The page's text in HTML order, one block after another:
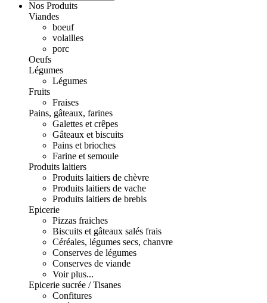
Nos Produits
Viandes
boeuf
volailles
porc
Oeufs
Légumes
Légumes
Fruits
Fraises
Pains, gâteaux, farines
Galettes et crêpes
Gâteaux et biscuits
Pains et brioches
Farine et semoule
Produits laitiers
Produits laitiers de chèvre
Produits laitiers de vache
Produits laitiers de brebis
Epicerie
Pizzas fraiches
Biscuits et gâteaux salés frais
Céréales, légumes secs, chanvre
Conserves de légumes
Conserves de viande
Voir plus...
Epicerie sucrée / Tisanes
Confitures